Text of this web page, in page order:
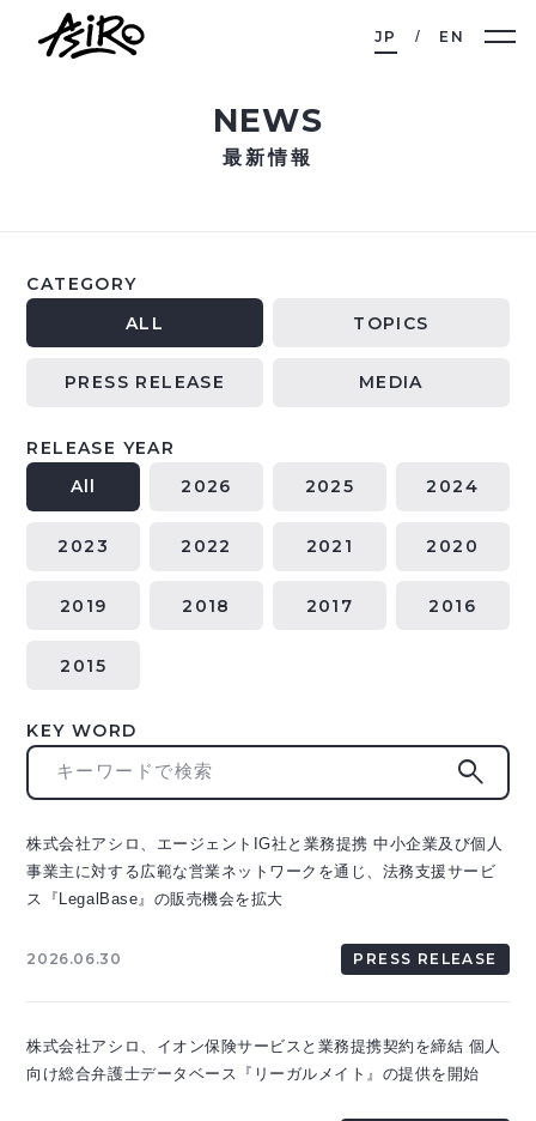
JP EN
NEWS
最新情報
CATEGORY
ALL
TOPICS
PRESS RELEASE MEDIA
RELEASE YEAR
All
2026 2025 2024
2023 2022 2021 2020
2019 2018 2017 2016
2015
KEY WORD
search
2026.06.30 PRESS RELEASE
株式会社アシロ、エージェントIG社と業務提携 中小企業及び個人
事業主に対する広範な営業ネットワークを通じ、法務支援サービ
ス『LegalBase』の販売機会を拡大
株式会社アシロ、イオン保険サービスと業務提携契約を締結 個人
向け総合弁護士データベース『リーガルメイト』の提供を開始